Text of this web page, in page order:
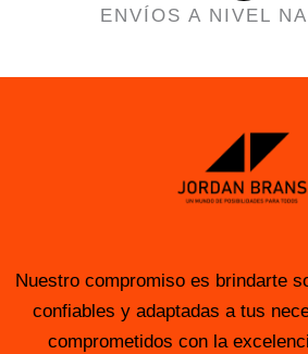
ENVÍOS A NIVEL
Nuestro compromiso es brindarte
confiables y adaptadas a tus
comprometidos con la